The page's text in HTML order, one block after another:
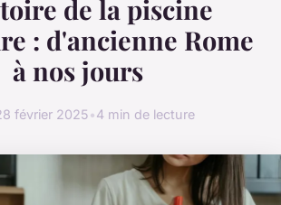
de la piscine
: d'ancienne Rome
à nos jours
février 2025•4 min de lecture